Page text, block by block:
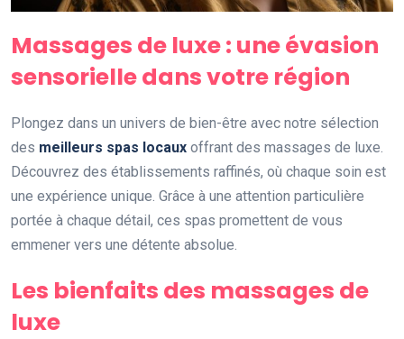
Massages de luxe : une évasion
sensorielle dans votre région
Plongez dans un univers de bien-être avec notre sélection
des meilleurs spas locaux offrant des massages de luxe.
Découvrez des établissements raffinés, où chaque soin est
une expérience unique. Grâce à une attention particulière
portée à chaque détail, ces spas promettent de vous
emmener vers une détente absolue.
Les bienfaits des massages de
luxe